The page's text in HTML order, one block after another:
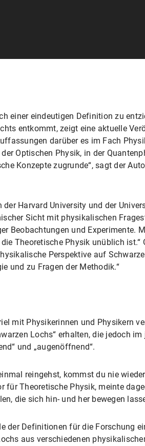
einer eindeutigen Definition zu
entkommt, zeigt eine aktuelle
darüber es im Fach
Optischen Physik, in der
Konzepte zugrunde“, sagt der
Harvard University und der
Sicht mit physikalischen
Beobachtungen und Experimente.
Theoretische Physik unüblich ist.“
Perspektive auf
und zu Fragen der Methodik.“
mit Physikerinnen und Physikern
Lochs“ erhalten, die jedoch
und „augenöffnend“.
reingehst, kommst du nie
Theoretische Physik, meinte
die sich hin- und her bewegen
der Definitionen für die Forschung
aus verschiedenen